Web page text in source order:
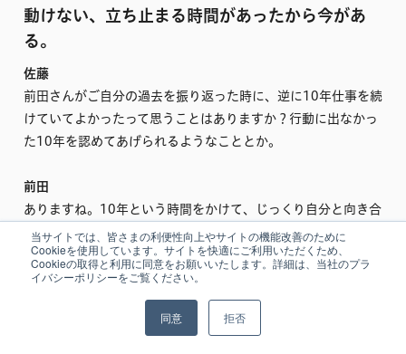
当サイトでは、皆さまの利便性向上やサイトの機能改善のために
Cookieを使用しています。サイトを快適にご利用いただくため、
Cookieの取得と利用に同意をお願いいたします。詳細は、当社のプラ
イバシーポリシーをご覧ください。
同意 拒否
動けない、立ち止まる時間があったから今があ
る。
佐藤
前田さんがご自分の過去を振り返った時に、逆に10年仕事を続
けていてよかったって思うことはありますか？行動に出なかっ
た10年を認めてあげられるようなこととか。
前田
ありますね。10年という時間をかけて、じっくり自分と向き合
うことが出来ましたし、1つの仕事をしたぞと一区切りが付け
られたということはありますね。
ただ、すぐ辞めてたら、もっと色んな学校で花の勉強をできた
かもしれない、という想いはありますし、実はその10年続けて